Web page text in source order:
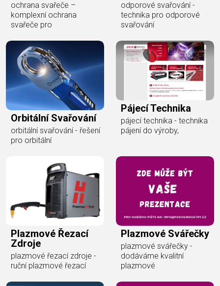
ochrana svařeče –
komplexní ochrana
svařeče pro
odporové svařování -
technika pro odporové
svařování
Orbitální Svařování
orbitální svařování - řešení
pro orbitální
Pájecí Technika
pájecí technika - technika
pájení do výroby,
Plazmové Řezací
Zdroje
plazmové řezací zdroje -
ruční plazmové řezací
Plazmové Svářečky
plazmové svářečky -
dodáváme kvalitní
plazmové